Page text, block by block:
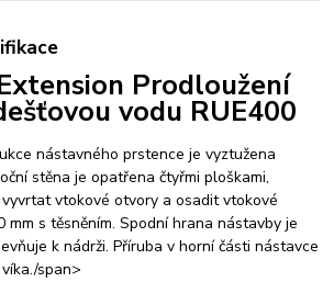
Prodloužení
vodu RUE400
nástavného prstence je vyztužena
stěna je opatřena čtyřmi ploškami,
vtokové otvory a osadit vtokové
mm s těsněním. Spodní hrana nástavby je
k nádrži. Příruba v horní části nástavce
span>